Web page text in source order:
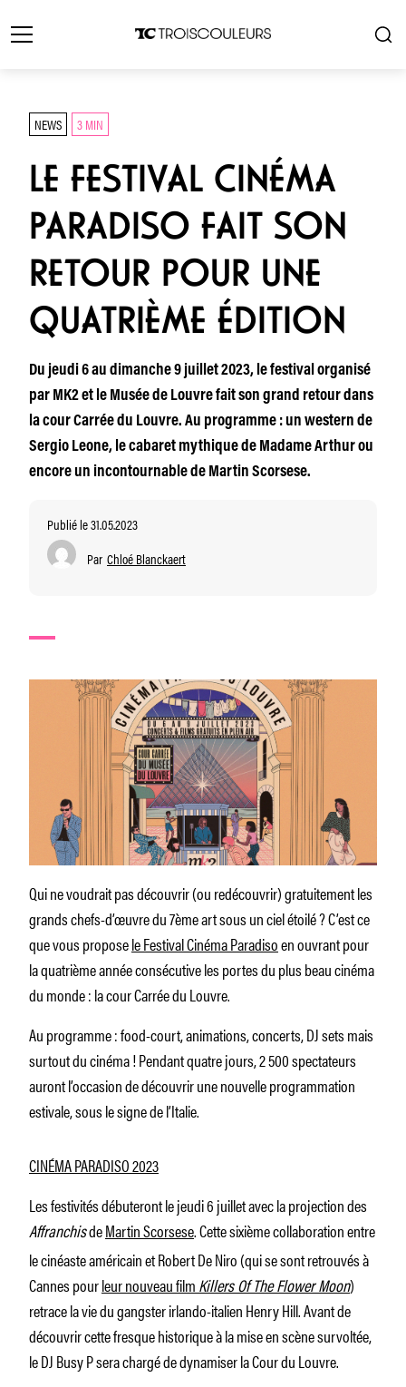
NEWS 3 MIN
LE FESTIVAL CINÉMA
PARADISO FAIT SON
RETOUR POUR UNE
QUATRIÈME ÉDITION
Du jeudi 6 au dimanche 9 juillet 2023, le festival organisé
par MK2 et le Musée de Louvre fait son grand retour dans
la cour Carrée du Louvre. Au programme : un western de
Sergio Leone, le cabaret mythique de Madame Arthur ou
encore un incontournable de Martin Scorsese.
Publié le 31.05.2023
Par Chloé Blanckaert
Qui ne voudrait pas découvrir (ou redécouvrir) gratuitement les
grands chefs-d’œuvre du 7ème art sous un ciel étoilé ? C’est ce
que vous proposele Festival Cinéma Paradisoen ouvrant pour
la quatrième année consécutive les portes du plus beau cinéma
du monde : la cour Carrée du Louvre.
Au programme : food-court, animations, concerts, DJ sets mais
surtout du cinéma ! Pendant quatre jours, 2 500 spectateurs
auront l’occasion de découvrir une nouvelle programmation
estivale, sous le signe de l’Italie.
CINÉMA PARADISO 2023
Les festivités débuteront le jeudi 6 juillet avec la projection des
AffranchisdeMartin Scorsese. Cette sixième collaboration entre
le cinéaste américain et Robert De Niro (qui se sont retrouvés à
Cannes pourleur nouveau filmKillers Of The Flower Moon)
retrace la vie du gangster irlando-italien Henry Hill. Avant de
découvrir cette fresque historique à la mise en scène survoltée,
le DJ Busy P sera chargé de dynamiser la Cour du Louvre.